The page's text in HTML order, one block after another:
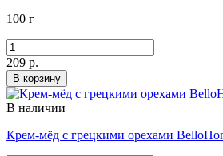
100 г
209 р.
В корзину
В наличии
Крем-мёд с грецкими орехами